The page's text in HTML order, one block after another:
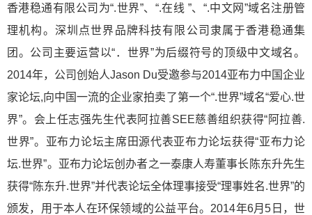
香港稳通有限公司为“.世界”、“.在线 ”、“.中文网”域名注册管
理机构。深圳点世界品牌科技有限公司隶属于香港稳通集
团。公司主要运营以“．世界”为后缀符号的顶级中文域名。
2014年，公司创始人Jason Du受邀参与2014亚布力中国企业
家论坛,向中国一流的企业家拍卖了第一个“.世界”域名“爱心.世
界”。会上任志强先生代表阿拉善SEE慈善组织获得“阿拉善.
世界”。亚布力论坛主席田源代表亚布力论坛获得“亚布力论
坛.世界”。亚布力论坛创办者之一泰康人寿董事长陈东升先生
获得“陈东升.世界”并代表论坛全体理事接受“理事姓名.世界”的
颁发，用于本人在环保领域的公益平台。2014年6月5日，世